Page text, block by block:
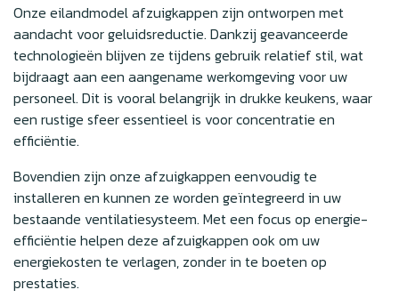
Onze eilandmodel afzuigkappen zijn ontworpen met
aandacht voor geluidsreductie. Dankzij geavanceerde
technologieën blijven ze tijdens gebruik relatief stil, wat
bijdraagt aan een aangename werkomgeving voor uw
personeel. Dit is vooral belangrijk in drukke keukens, waar
een rustige sfeer essentieel is voor concentratie en
efficiëntie.
Bovendien zijn onze afzuigkappen eenvoudig te
installeren en kunnen ze worden geïntegreerd in uw
bestaande ventilatiesysteem. Met een focus op energie-
efficiëntie helpen deze afzuigkappen ook om uw
energiekosten te verlagen, zonder in te boeten op
prestaties.